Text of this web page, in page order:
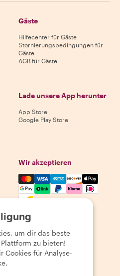
Gäste
Hilfecenter für Gäste
Stornierungsbedingungen für
Gäste
AGB für Gäste
Lade unsere App herunter
App Store
Google Play Store
Wir akzeptieren
Mastercard, Visa, Amex,
| Cookies
um dir das beste
zu bieten!
Cookies für Analyse-